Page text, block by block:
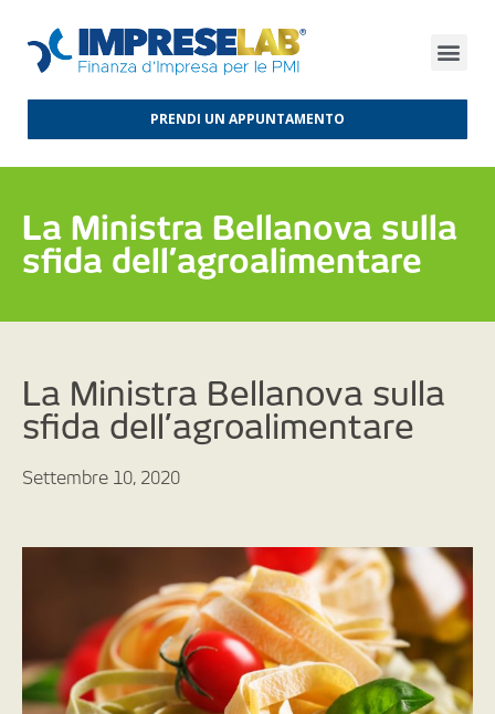
PRENDI UN APPUNTAMENTO
La Ministra Bellanova sulla
sfida dell’agroalimentare
La Ministra Bellanova sulla
sfida dell’agroalimentare
Settembre 10, 2020